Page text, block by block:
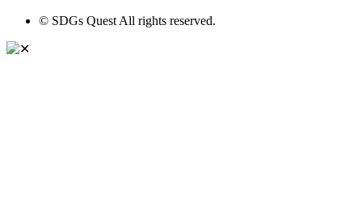
© SDGs Quest All rights reserved.